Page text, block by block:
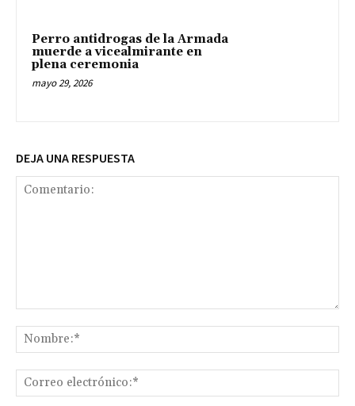
Perro antidrogas de la Armada
muerde a vicealmirante en
plena ceremonia
mayo 29, 2026
DEJA UNA RESPUESTA